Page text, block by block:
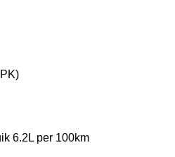
6.2L per 100km